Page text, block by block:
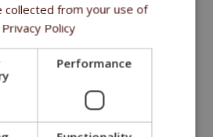
collected from your use of
Privacy Policy
Performance